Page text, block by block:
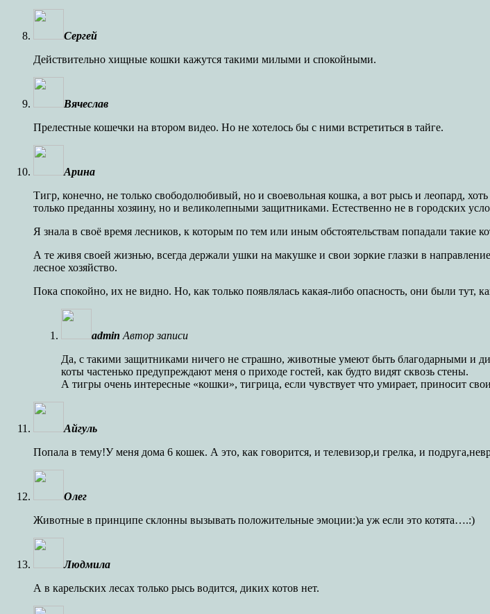
Сергей
Действительно хищные кошки кажутся такими милыми и спокойными.
Вячеслав
Прелестные кошечки на втором видео. Но не хотелось бы с ними встретиться в тайге.
Арина
Тигр, конечно, не только свободолюбивый, но и своевольная кошка, а вот рысь и леопард,
только преданны хозяину, но и великолепными защитниками. Естественно не в городских
Я знала в своё время лесников, к которым по тем или иным обстоятельствам попадали
А те живя своей жизнью, всегда держали ушки на макушке и свои зоркие глазки в
лесное хозяйство.
Пока спокойно, их не видно. Но, как только появлялась какая-либо опасность, они были тут,
admin Автор записи
Да, с такими защитниками ничего не страшно, животные умеют быть благодарными и
коты частенько предупреждают меня о приходе гостей, как будто видят сквозь стены.
А тигры очень интересные «кошки», тигрица, если чувствует что умирает, приносит
Айгуль
Попала в тему!У меня дома 6 кошек. А это, как говорится, и телевизор,и грелка, и
Олег
Животные в принципе склонны вызывать положительные эмоции:)а уж если это котята….:)
Людмила
А в карельских лесах только рысь водится, диких котов нет.